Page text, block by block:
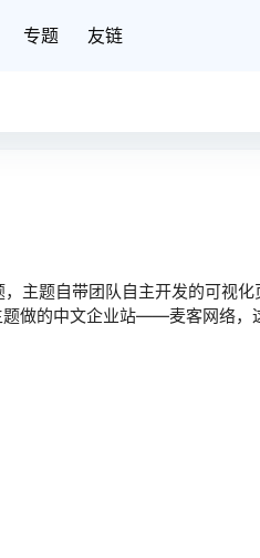
专题 友链
主题自带团队自主开发的可视
做的中文企业站——麦客网络，